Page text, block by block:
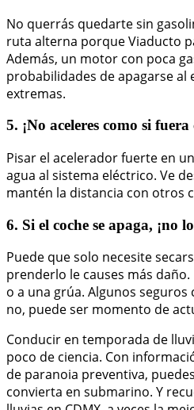
No querrás quedarte sin
ruta alterna porque Viaducto
Además, un motor con poca
probabilidades de apagarse
extremas.
5. ¡No aceleres como si
Pisar el acelerador fuerte en
agua al sistema eléctrico. Ve
mantén la distancia con otros
6. Si el coche se apaga, ¡no
Puede que solo necesite
prenderlo le causes más
o a una grúa. Algunos
no, puede ser momento de
Conducir en temporada de
poco de ciencia. Con
de paranoia preventiva,
convierta en submarino. Y